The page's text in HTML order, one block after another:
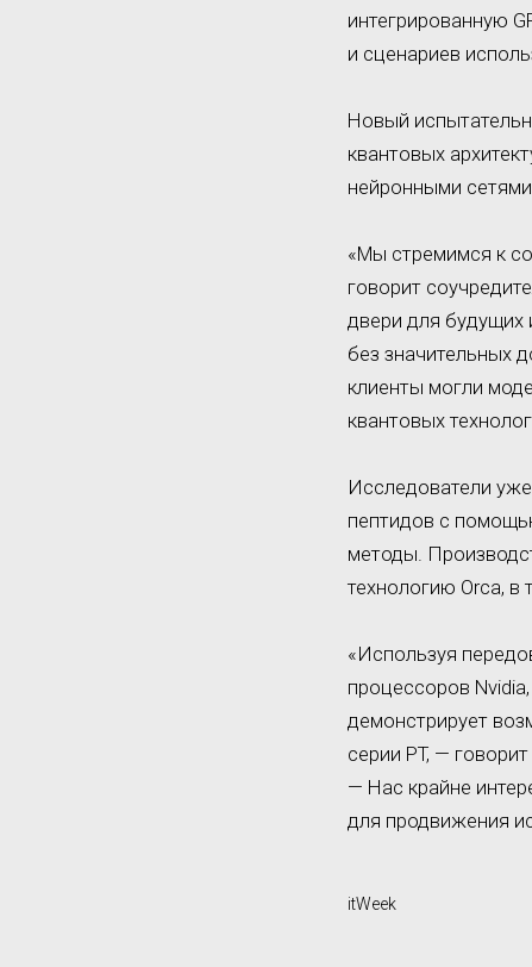
интегрированную
и сценариев
Новый
квантовых
нейронными
«Мы стремимся к
говорит
двери для будущих
без значительных
клиенты могли
квантовых
Исследователи
пептидов с
методы.
технологию Orca,
«Используя
процессоров
демонстрирует
серии PT, —
— Нас крайне
для продвижения
itWeek